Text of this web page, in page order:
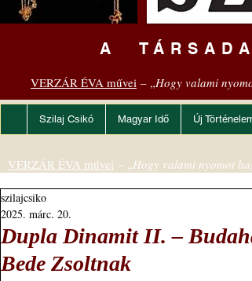
A
VERZÁR ÉVA művei – „Hogy valami
Szilaj Csikó Magyar Idő Új
Dupla Dinamit II. –
Bede Zsoltnak
szilajcsiko
2025. márc. 20.
VERZÁR ÉVA művei – „Hogy valami nyomot